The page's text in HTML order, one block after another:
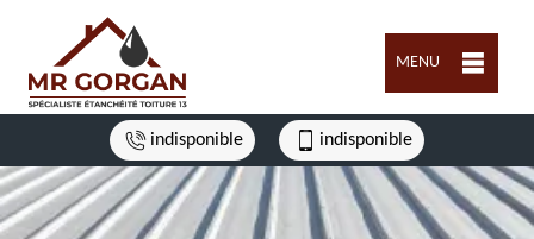
MENU
indisponible indisponible